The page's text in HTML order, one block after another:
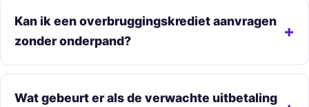
Kan ik een overbruggingskrediet aanvragen
zonder onderpand?
Wat gebeurt er als de verwachte uitbetaling